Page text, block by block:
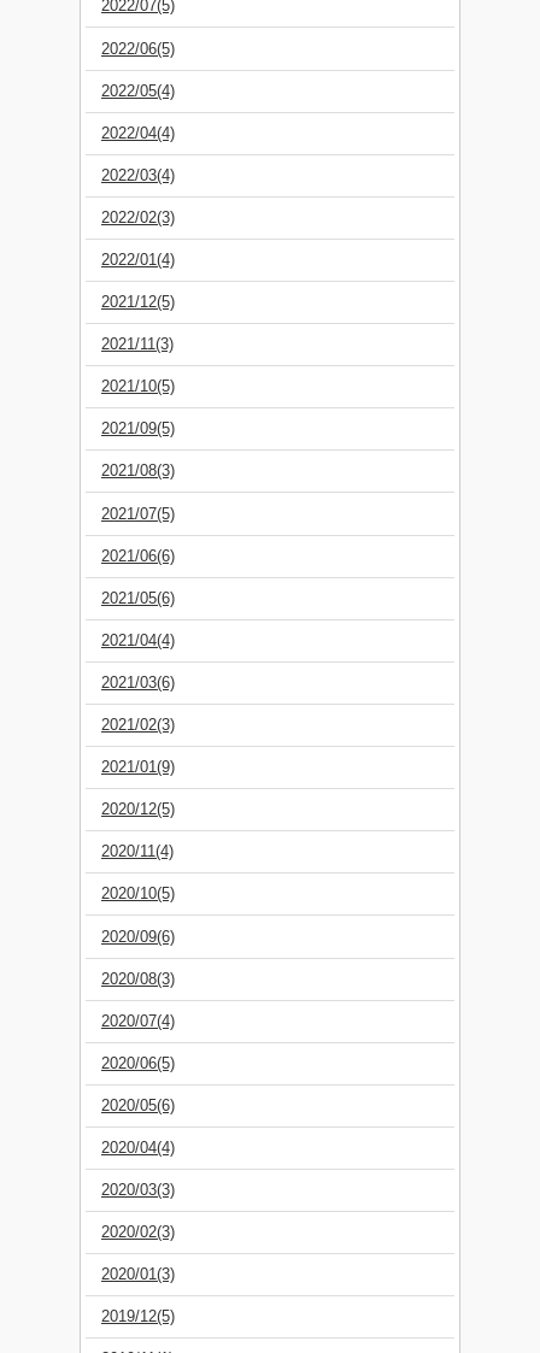
2022/07(5)
2022/06(5)
2022/05(4)
2022/04(4)
2022/03(4)
2022/02(3)
2022/01(4)
2021/12(5)
2021/11(3)
2021/10(5)
2021/09(5)
2021/08(3)
2021/07(5)
2021/06(6)
2021/05(6)
2021/04(4)
2021/03(6)
2021/02(3)
2021/01(9)
2020/12(5)
2020/11(4)
2020/10(5)
2020/09(6)
2020/08(3)
2020/07(4)
2020/06(5)
2020/05(6)
2020/04(4)
2020/03(3)
2020/02(3)
2020/01(3)
2019/12(5)